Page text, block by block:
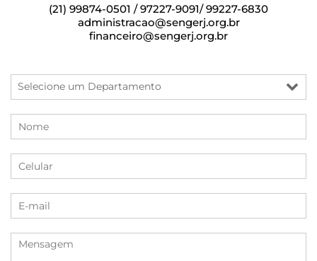
(21) 99874-0501 / 97227-9091/ 99227-6830
administracao@sengerj.org.br
financeiro@sengerj.org.br